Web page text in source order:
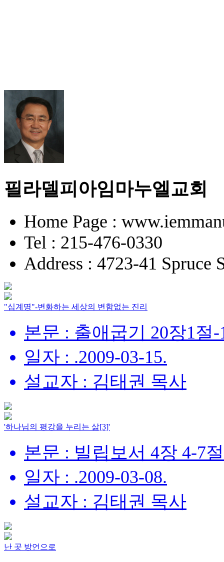
필라델피아임마누엘교회
Home Page :
Tel : 215-476-0330
Address : 4723-41 Spruce
"십계명"-변화하는 세상의 변함없는 진리
본문 : 출애굽기 20장1절-
일자 : .2009-03-15.
설교자 : 김태권 목사
'하나님의 평강을 누리는 삶[3]'
본문 : 빌립보서 4장 4-7절
일자 : .2009-03-08.
설교자 : 김태권 목사
난 곳 방언으로